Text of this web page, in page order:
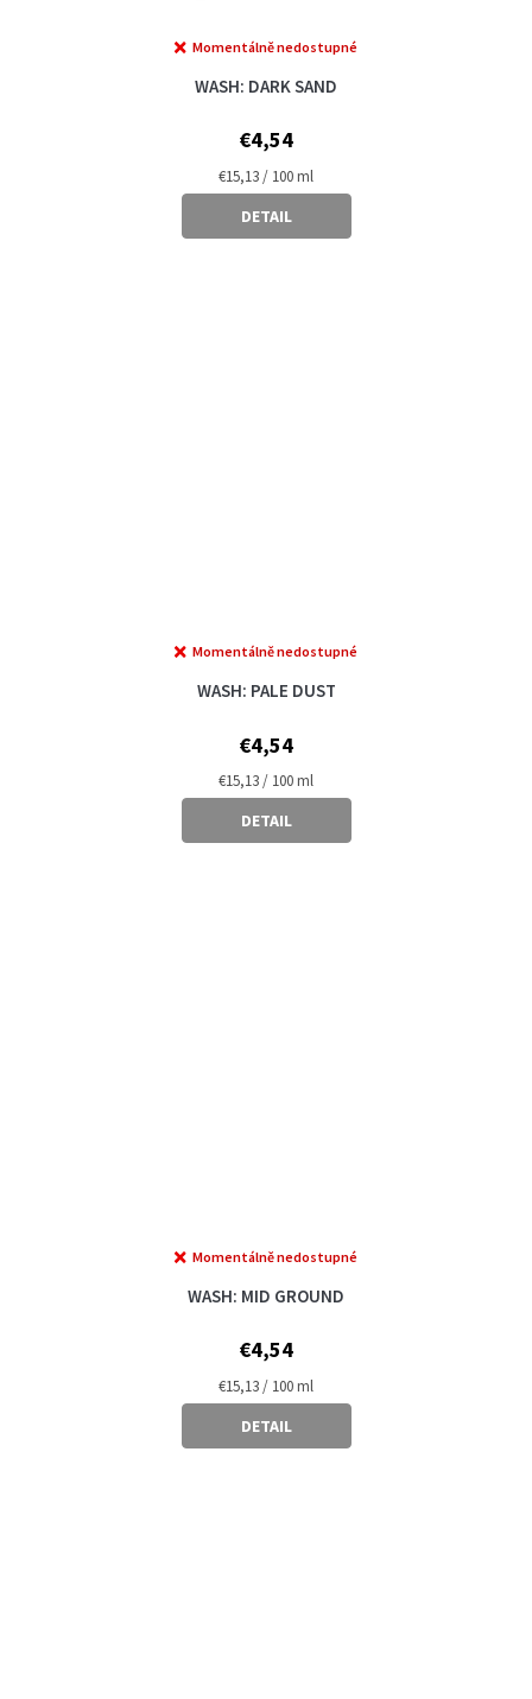
WASH: DARK SAND
Momentálně nedostupné
€4,54
Measure
price:
€15,13 / 100 ml
DETAIL
WASH: PALE DUST
Momentálně nedostupné
€4,54
Measure
price:
€15,13 / 100 ml
DETAIL
WASH: MID GROUND
Momentálně nedostupné
€4,54
Measure
price:
€15,13 / 100 ml
DETAIL